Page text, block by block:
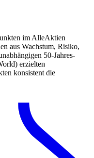
im AlleAktien
aus Wachstum, Risiko,
50-Jahres-
erzielten
konsistent die